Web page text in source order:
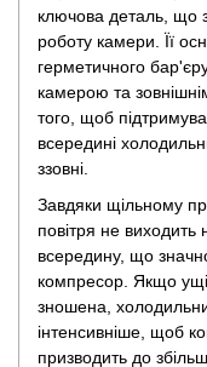
ключова деталь, що
роботу камери. Її
герметичного
камерою та
того, щоб
всередині
ззовні.
Завдяки щільному
повітря не виходить
всередину, що
компресор. Якщо
зношена,
інтенсивніше, щоб
призводить до